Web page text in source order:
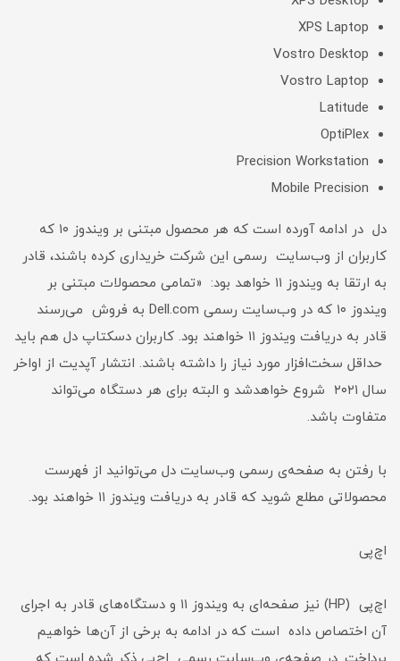
XPS Laptop
Vostro Desktop
Vostro Laptop
Latitude
OptiPlex
Precision Workstation
Mobile Precision
دل در ادامه آورده است که هر محصول مبتنی بر ویندوز ۱۰ که
کاربران از وب‌سایت رسمی این شرکت خریداری کرده باشند، قادر
به ارتقا به ویندوز ۱۱ خواهد بود: «تمامی محصولات مبتنی بر
ویندوز ۱۰ که در وب‌سایت رسمی Dell.com به فروش می‌رسند
قادر به دریافت ویندوز ۱۱ خواهند بود. کاربران دسکتاپ دل هم باید
حداقل سخت‌افزار مورد نیاز را داشته باشند. انتشار آپدیت از اواخر
سال ۲۰۲۱ شروع خواهدشد و البته برای هر دستگاه می‌تواند
متفاوت باشد.
با رفتن به صفحه‌ی رسمی وب‌سایت دل می‌توانید از فهرست
محصولاتی مطلع شوید که قادر به دریافت ویندوز ۱۱ خواهند بود.
اچ‌پی
اچ‌پی (HP) نیز صفحه‌ای به ویندوز ۱۱ و دستگاه‌های قادر به اجرای
آن اختصاص داده است که در ادامه به برخی از آن‌ها خواهیم